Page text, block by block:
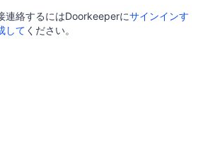
連絡するにはDoorkeeperにサインインす
して ください。